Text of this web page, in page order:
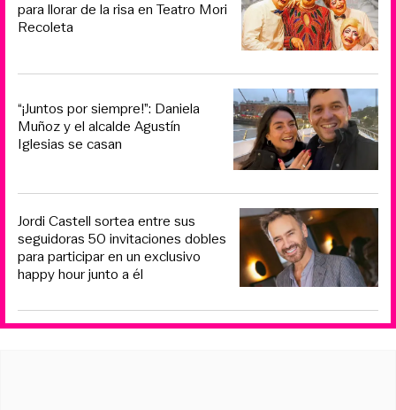
para llorar de la risa en Teatro Mori
Recoleta
“¡Juntos por siempre!”: Daniela
Muñoz y el alcalde Agustín
Iglesias se casan
Jordi Castell sortea entre sus
seguidoras 50 invitaciones dobles
para participar en un exclusivo
happy hour junto a él